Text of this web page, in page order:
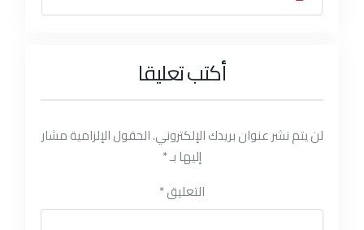
أكتب تعليقا
لن يتم نشر عنوان بريدك الإلكتروني.الحقول الإلزامية مشار
إليها بـ*
التعليق*